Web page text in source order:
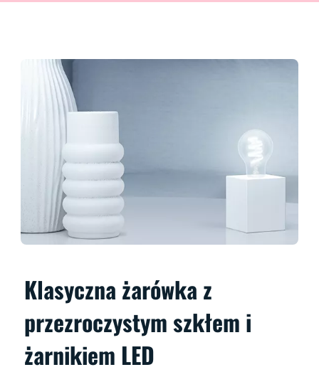
Klasyczna żarówka z
przezroczystym szkłem i
żarnikiem LED